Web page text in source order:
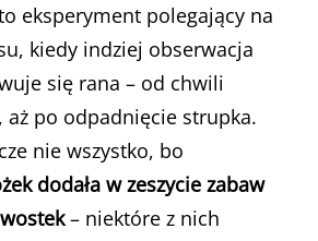
eksperyment polegający na
kiedy indziej obserwacja
się rana – od chwili
aż po odpadnięcie strupka.
nie wszystko, bo
dodała w zeszycie zabaw
– niektóre z nich